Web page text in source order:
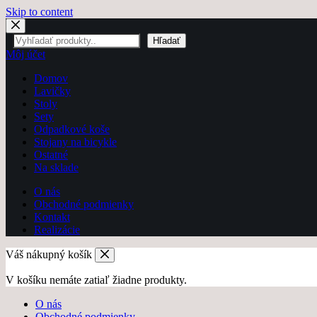
Skip to content
Hľadať Hľadať
Môj účet
Domov
Lavičky
Stoly
Sety
Odpadkové koše
Stojany na bicykle
Ostatné
Na sklade
O nás
Obchodné podmienky
Kontakt
Realizácie
Váš nákupný košík
V košíku nemáte zatiaľ žiadne produkty.
O nás